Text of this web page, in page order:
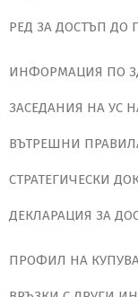
РЕД ЗА ДОСТЪП ДО
ИНФОРМАЦИЯ ПО
ЗАСЕДАНИЯ НА УС
ВЪТРЕШНИ
СТРАТЕГИЧЕСКИ
ДЕКЛАРАЦИЯ ЗА
ПРОФИЛ НА